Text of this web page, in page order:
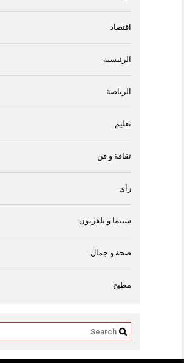
اقتصاد
الرئيسية
الرياضة
تعليم
ثقافة و فن
رأى
سينما و تلفزيون
صحة و جمال
مطبخ